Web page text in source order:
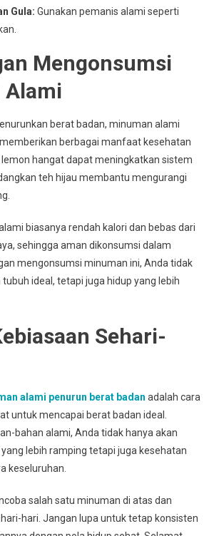
Gula: Gunakan pemanis alami seperti
Mengonsumsi
Alami
berat badan, minuman alami
berbagai manfaat kesehatan
lemon hangat dapat meningkatkan sistem
teh hijau membantu mengurangi
biasanya rendah kalori dan bebas dari
sehingga aman dikonsumsi dalam
mengonsumsi minuman ini, Anda tidak
ideal, tetapi juga hidup yang lebih
Sehari-
alami penurun berat badan adalah cara
untuk mencapai berat badan ideal.
bahan alami, Anda tidak hanya akan
lebih ramping tetapi juga kesehatan
keseluruhan.
salah satu minuman di atas dan
hari. Jangan lupa untuk tetap konsisten